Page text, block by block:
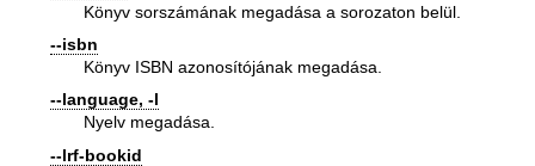
Könyv sorszámának megadása a sorozaton belül.
--isbn
Könyv ISBN azonosítójának megadása.
--language, -l
Nyelv megadása.
--lrf-bookid